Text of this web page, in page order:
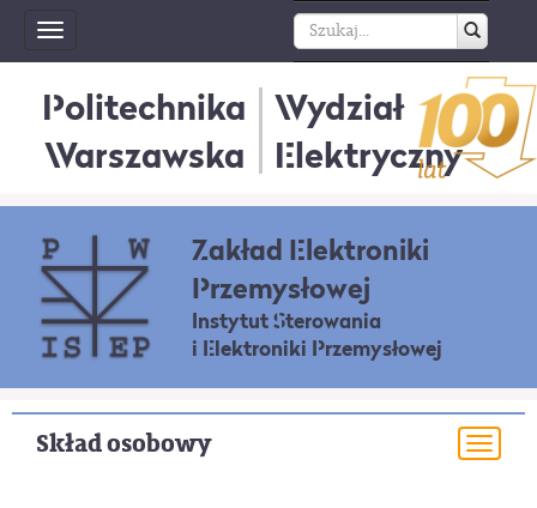
Toggle
navigation
Politechnika
Warszawska
Wydział
Elektryczny
Zakład Elektroniki
Przemysłowej
Instytut Sterowania
i Elektroniki Przemysłowej
Skład osobowy